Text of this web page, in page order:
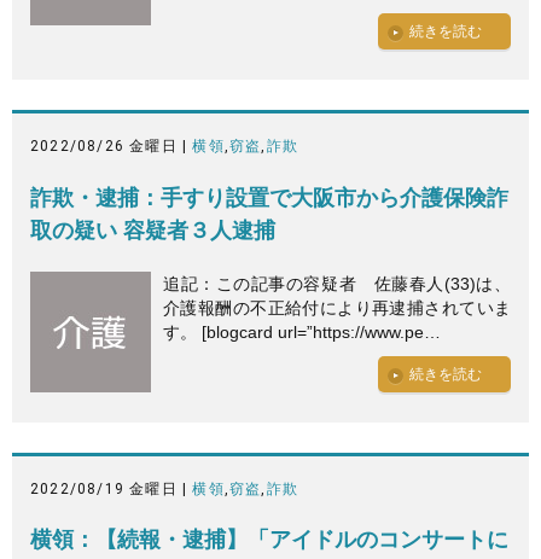
続きを読む
2022/08/26 金曜日 |横領 ,窃盗 詐欺
詐欺・逮捕：手すり設置で大阪市から介護保険詐
取の疑い 容疑者３人逮捕
追記：この記事の容疑者 佐藤春人(33)は、
介護報酬の不正給付により再逮捕されていま
す。 [blogcard url=”https://www.pe…
続きを読む
2022/08/19 金曜日 |横領 ,窃盗 詐欺
横領：【続報・逮捕】「アイドルのコンサートに